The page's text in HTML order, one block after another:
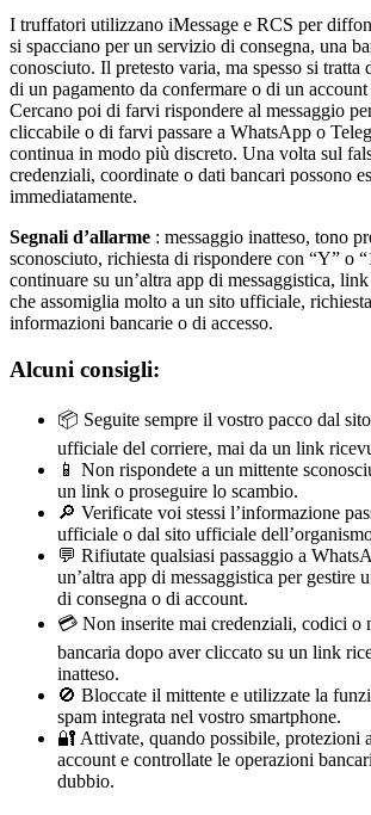
I truffatori utilizzano iMessage e RCS per
si spacciano per un servizio di consegna, una
conosciuto. Il pretesto varia, ma spesso si tratta
di un pagamento da confermare o di un
Cercano poi di farvi rispondere al messaggio
cliccabile o di farvi passare a WhatsApp o
continua in modo più discreto. Una volta sul
credenziali, coordinate o dati bancari possono
immediatamente.
Segnali d’allarme : messaggio inatteso, tono
sconosciuto, richiesta di rispondere con “Y” o
continuare su un’altra app di messaggistica,
che assomiglia molto a un sito ufficiale,
informazioni bancarie o di accesso.
Alcuni consigli:
📦 Seguite sempre il vostro pacco dal
ufficiale del corriere, mai da un link
📱 Non rispondete a un mittente
un link o proseguire lo scambio.
🔎 Verificate voi stessi l’informazione
ufficiale o dal sito ufficiale
💬 Rifiutate qualsiasi passaggio a
un’altra app di messaggistica per gestire
di consegna o di account.
💳 Non inserite mai credenziali, codici o
bancaria dopo aver cliccato su un link
inatteso.
🚫 Bloccate il mittente e utilizzate la
spam integrata nel vostro smartphone.
🔐 Attivate, quando possibile, protezioni
account e controllate le operazioni
dubbio.